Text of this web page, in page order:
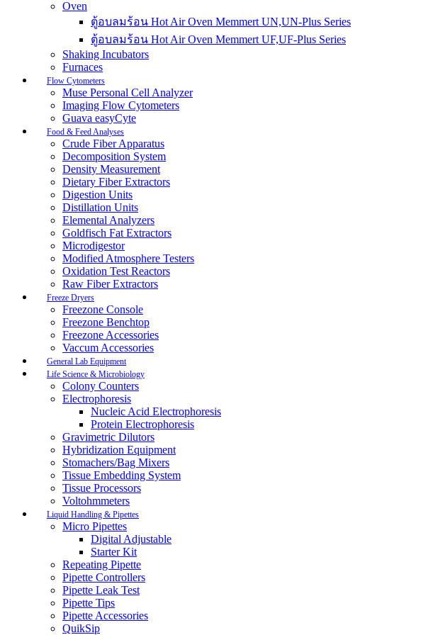
Oven
ตู้อบลมร้อน Hot Air Oven Memmert UN,UN-Plus Series
ตู้อบลมร้อน Hot Air Oven Memmert UF,UF-Plus Series
Shaking Incubators
Furnaces
Flow Cytometers
Muse Personal Cell Analyzer
Imaging Flow Cytometers
Guava easyCyte
Food & Feed Analyses
Crude Fiber Apparatus
Decomposition System
Density Measurement
Dietary Fiber Extractors
Digestion Units
Distillation Units
Elemental Analyzers
Goldfisch Fat Extractors
Microdigestor
Modified Atmosphere Testers
Oxidation Test Reactors
Raw Fiber Extractors
Freeze Dryers
Freezone Console
Freezone Benchtop
Freezone Accessories
Vaccum Accessories
General Lab Equipment
Life Science & Microbiology
Colony Counters
Electrophoresis
Nucleic Acid Electrophoresis
Protein Electrophoresis
Gravimetric Dilutors
Hybridization Equipment
Stomachers/Bag Mixers
Tissue Embedding System
Tissue Processors
Voltohmmeters
Liquid Handling & Pipettes
Micro Pipettes
Digital Adjustable
Starter Kit
Repeating Pipette
Pipette Controllers
Pipette Leak Test
Pipette Tips
Pipette Accessories
QuikSip